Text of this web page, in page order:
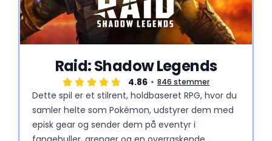
Raid: Shadow Legends
4.86 846 stemmer
Dette spil er et stilrent, holdbaseret RPG, hvor du
samler helte som Pokémon, udstyrer dem med
episk gear og sender dem på eventyr i